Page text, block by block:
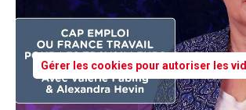
Gérer les cookies pour autoriser les